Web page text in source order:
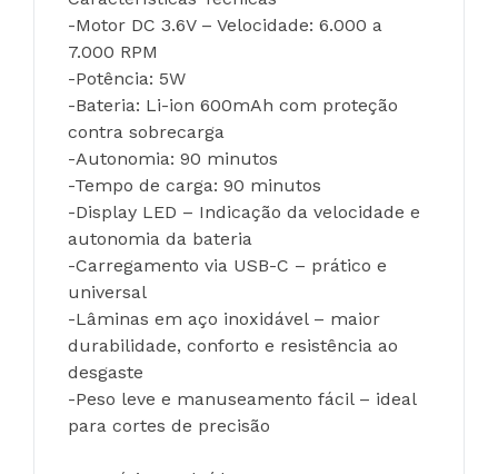
-Motor DC 3.6V – Velocidade: 6.000 a
7.000 RPM
-Potência: 5W
-Bateria: Li-ion 600mAh com proteção
contra sobrecarga
-Autonomia: 90 minutos
-Tempo de carga: 90 minutos
-Display LED – Indicação da velocidade e
autonomia da bateria
-Carregamento via USB-C – prático e
universal
-Lâminas em aço inoxidável – maior
durabilidade, conforto e resistência ao
desgaste
-Peso leve e manuseamento fácil – ideal
para cortes de precisão